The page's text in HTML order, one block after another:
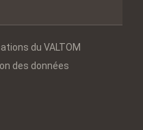
du VALTOM
des données